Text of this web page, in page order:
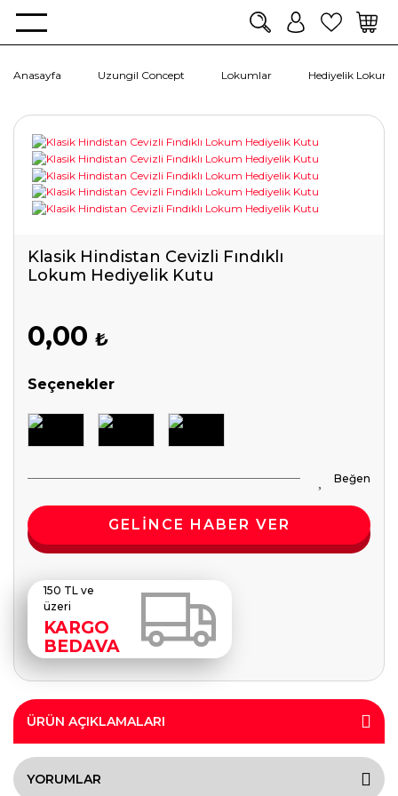
Anasayfa Uzungil Concept Lokumlar Hediyelik
Klasik Hindistan Cevizli Fındıklı
Lokum Hediyelik Kutu
0,00 ₺
Seçenekler
GELİNCE HABER VER
150 TL ve
üzeri
KARGO
BEDAVA
ÜRÜN AÇIKLAMALARI
YORUMLAR